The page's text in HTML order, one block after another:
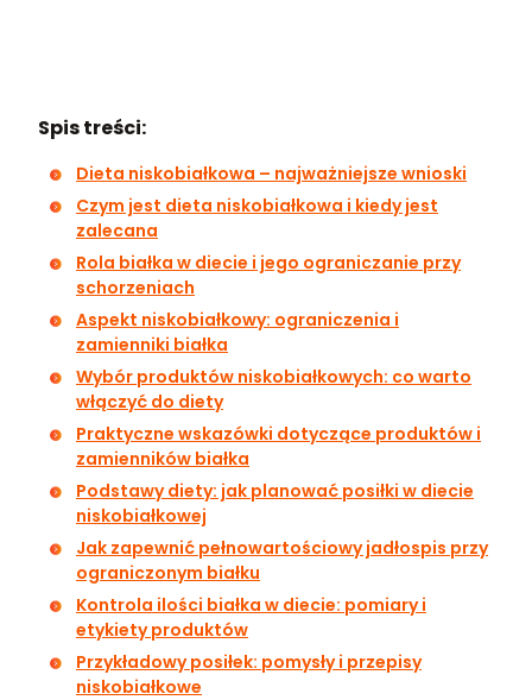
Spis treści:
Dieta niskobiałkowa – najważniejsze wnioski
Czym jest dieta niskobiałkowa i kiedy jest
zalecana
Rola białka w diecie i jego ograniczanie przy
schorzeniach
Aspekt niskobiałkowy: ograniczenia i
zamienniki białka
Wybór produktów niskobiałkowych: co warto
włączyć do diety
Praktyczne wskazówki dotyczące produktów i
zamienników białka
Podstawy diety: jak planować posiłki w diecie
niskobiałkowej
Jak zapewnić pełnowartościowy jadłospis przy
ograniczonym białku
Kontrola ilości białka w diecie: pomiary i
etykiety produktów
Przykładowy posiłek: pomysły i przepisy
niskobiałkowe